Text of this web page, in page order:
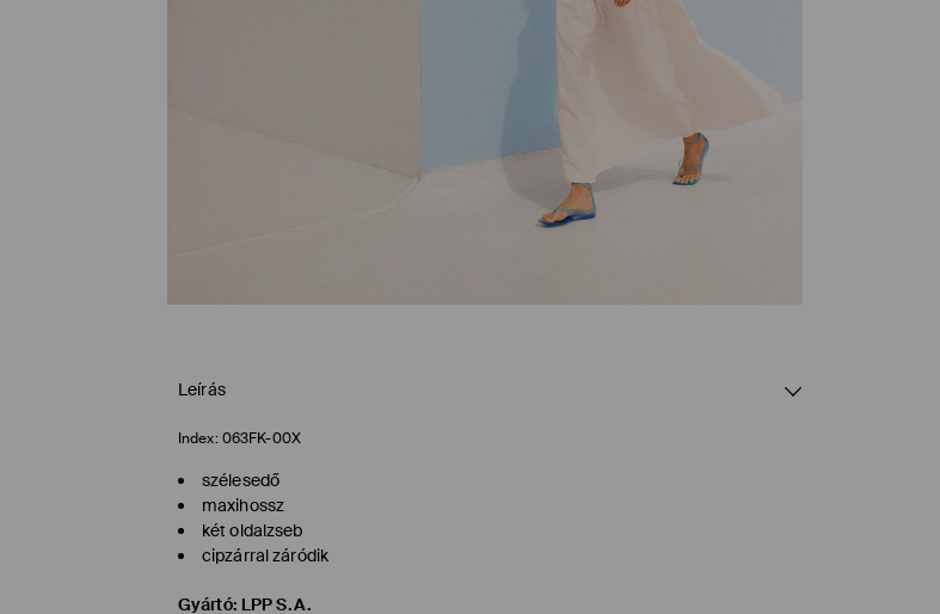
Leírás
Index: 063FK-00X
szélesedő
maxihossz
két oldalzseb
cipzárral záródik
Gyártó: LPP S.A.